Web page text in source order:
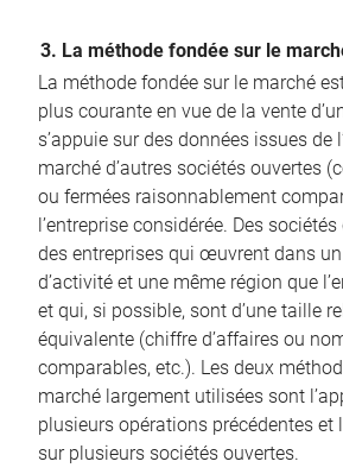
3. La méthode fondée sur le
La méthode fondée sur le marché
plus courante en vue de la vente
s’appuie sur des données issues de
marché d’autres sociétés ouvertes
ou fermées raisonnablement
l’entreprise considérée. Des
des entreprises qui œuvrent dans
d’activité et une même région que
et qui, si possible, sont d’une taille
équivalente (chiffre d’affaires ou
comparables, etc.). Les deux
marché largement utilisées sont
plusieurs opérations précédentes et
sur plusieurs sociétés ouvertes.